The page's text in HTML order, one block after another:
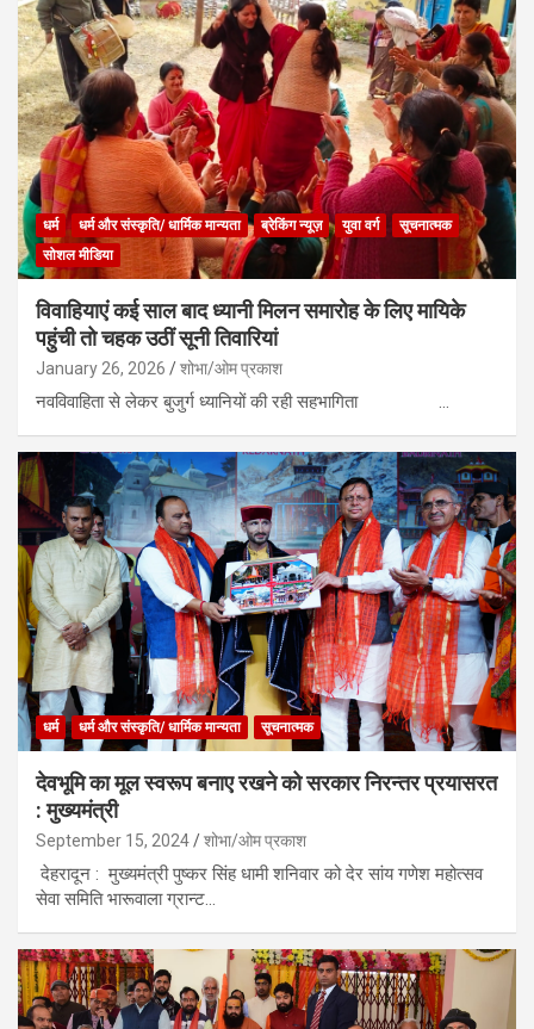
धर्म धर्म और संस्कृति/ धार्मिक मान्यता ब्रेकिंग न्यूज़ युवा वर्ग
सूचनात्मक
सोशल मीडिया
विवाहियाएं कई साल बाद ध्यानी मिलन समारोह के लिए मायिके
पहुंची तो चहक उठीं सूनी तिवारियां
January 26, 2026 शोभा/ओम प्रकाश
नवविवाहिता से लेकर बुजुर्ग ध्यानियों की रही सहभागिता …
धर्म धर्म और संस्कृति/ धार्मिक मान्यता सूचनात्मक
देवभूमि का मूल स्वरूप बनाए रखने को सरकार निरन्तर प्रयासरत
: मुख्यमंत्री
September 15, 2024 शोभा/ओम प्रकाश
देहरादून : मुख्यमंत्री पुष्कर सिंह धामी शनिवार को देर सांय गणेश महोत्सव
सेवा समिति भारूवाला ग्रान्ट…